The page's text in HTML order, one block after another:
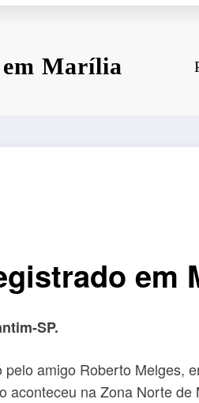
Marília
em
SP.
pelo amigo Roberto Melges,
aconteceu na Zona Norte